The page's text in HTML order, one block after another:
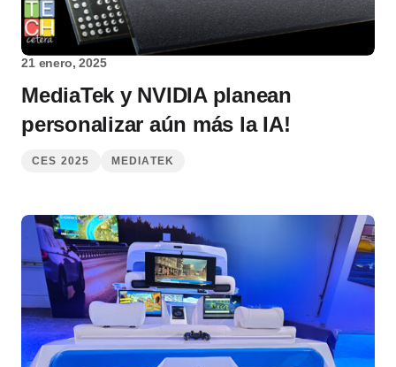
21 enero, 2025
MediaTek y NVIDIA planean
personalizar aún más la IA!
CES 2025 MEDIATEK